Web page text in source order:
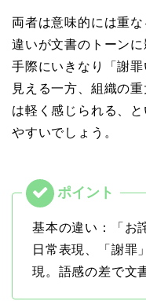
両者は意味的には重
違いが文書のトーン
手際にいきなり「謝
見える一方、組織の
は軽く感じられる、
やすいでしょう。
基本の違い：「お
日常表現、「謝罪
現。語感の差で文